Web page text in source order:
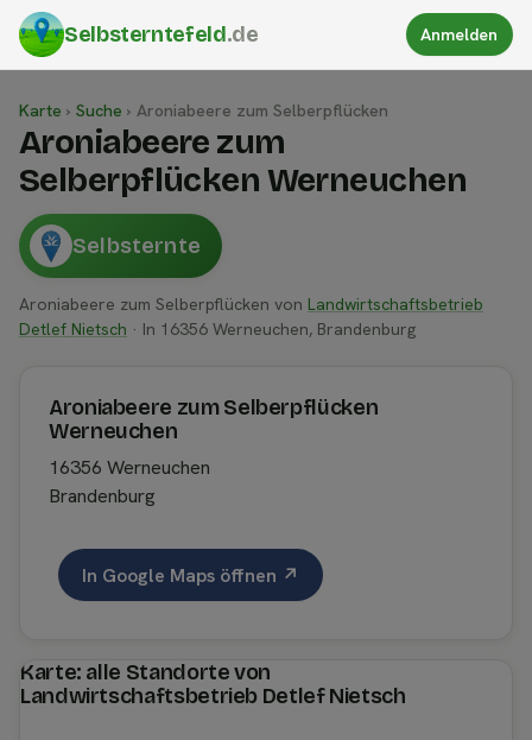
Selbsterntefeld.de Anmelden
Karte › Suche › Aroniabeere zum Selberpflücken
Aroniabeere zum
Selberpflücken Werneuchen
Selbsternte
Aroniabeere zum Selberpflücken von Landwirtschaftsbetrieb
Detlef Nietsch · In 16356 Werneuchen, Brandenburg
Aroniabeere zum Selberpflücken
Werneuchen
16356 Werneuchen
Brandenburg
In Google Maps öffnen ↗
Karte: alle Standorte von
Landwirtschaftsbetrieb Detlef Nietsch